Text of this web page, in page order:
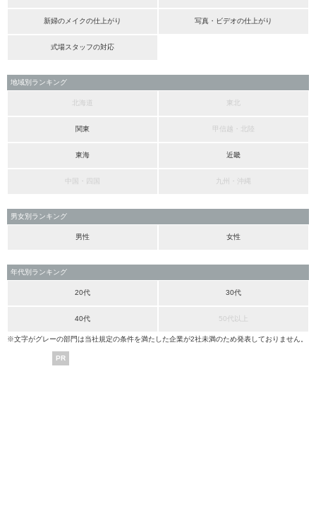
新婦のメイクの仕上がり 写真・ビデオの仕上がり
式場スタッフの対応
地域別ランキング
北海道 東北
関東 甲信越・北陸
東海 近畿
中国・四国 九州・沖縄
男女別ランキング
男性 女性
年代別ランキング
20代 30代
40代 50代以上
※文字がグレーの部門は当社規定の条件を満たした企業が2社未満のため発表しておりません。
PR